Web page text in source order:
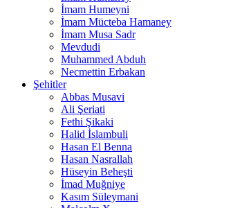
İmam Humeyni
İmam Mücteba Hamaney
İmam Musa Sadr
Mevdudi
Muhammed Abduh
Necmettin Erbakan
Şehitler
Abbas Musavi
Ali Şeriati
Fethi Şikaki
Halid İslambuli
Hasan El Benna
Hasan Nasrallah
Hüseyin Beheşti
İmad Muğniye
Kasım Süleymani